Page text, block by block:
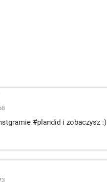
#plandid i zobaczysz :)